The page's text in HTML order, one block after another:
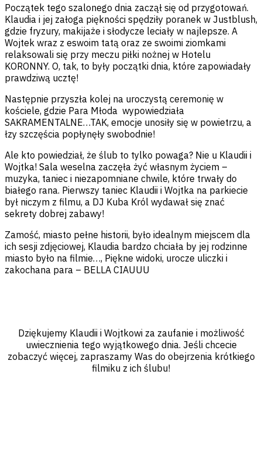
Początek tego szalonego dnia zaczął się od przygotowań.
Klaudia i jej załoga piękności spędziły poranek w Justblush,
gdzie fryzury, makijaże i słodycze leciały w najlepsze. A
Wojtek wraz z eswoim tatą oraz ze swoimi ziomkami
relaksowali się przy meczu piłki nożnej w Hotelu
KORONNY. O, tak, to były początki dnia, które zapowiadały
prawdziwą ucztę!
Następnie przyszła kolej na uroczystą ceremonię w
kościele, gdzie Para Młoda wypowiedziała
SAKRAMENTALNE…TAK, emocje unosiły się w powietrzu, a
łzy szczęścia popłynęły swobodnie!
Ale kto powiedział, że ślub to tylko powaga? Nie u Klaudii i
Wojtka! Sala weselna zaczęła żyć własnym życiem –
muzyka, taniec i niezapomniane chwile, które trwały do
białego rana. Pierwszy taniec Klaudii i Wojtka na parkiecie
był niczym z filmu, a DJ Kuba Król wydawał się znać
sekrety dobrej zabawy!
Zamość, miasto pełne historii, było idealnym miejscem dla
ich sesji zdjęciowej, Klaudia bardzo chciała by jej rodzinne
miasto było na filmie…, Piękne widoki, urocze uliczki i
zakochana para – BELLA CIAUUU
Dziękujemy Klaudii i Wojtkowi za zaufanie i możliwość
uwiecznienia tego wyjątkowego dnia. Jeśli chcecie
zobaczyć więcej, zapraszamy Was do obejrzenia krótkiego
filmiku z ich ślubu!